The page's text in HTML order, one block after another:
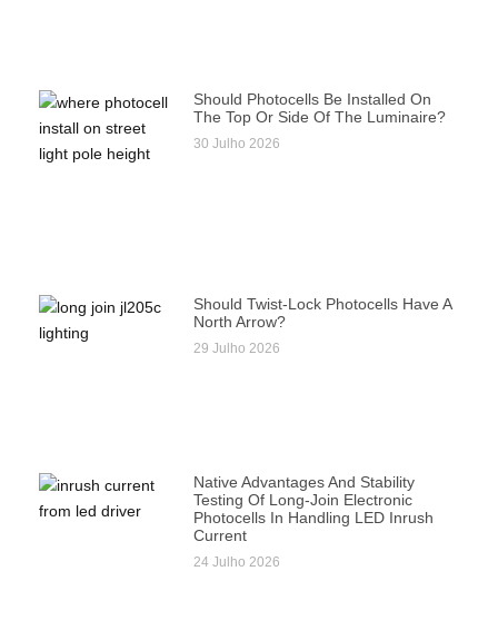
Should Photocells Be Installed On
The Top Or Side Of The Luminaire?
30 Julho 2026
Should Twist-Lock Photocells Have A
North Arrow?
29 Julho 2026
Native Advantages And Stability
Testing Of Long-Join Electronic
Photocells In Handling LED Inrush
Current
24 Julho 2026